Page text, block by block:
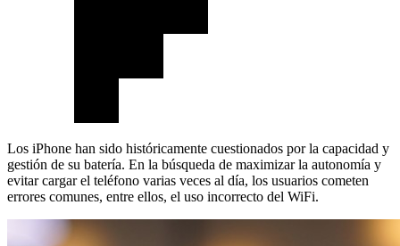
Los iPhone han sido históricamente cuestionados por la capacidad y
gestión de su batería. En la búsqueda de maximizar la autonomía y
evitar cargar el teléfono varias veces al día, los usuarios cometen
errores comunes, entre ellos, el uso incorrecto del WiFi.